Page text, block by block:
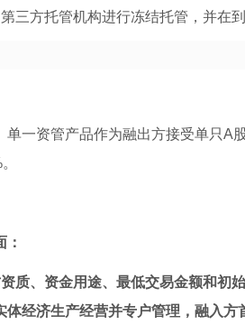
三方托管机构进行冻结托管，并在到
一资管产品作为融出方接受单只A
质、资金用途、最低交易金额和初
经济生产经营并专户管理，融入方